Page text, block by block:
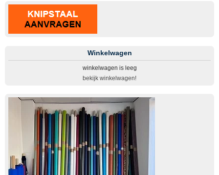
Winkelwagen
winkelwagen is leeg
bekijk winkelwagen!